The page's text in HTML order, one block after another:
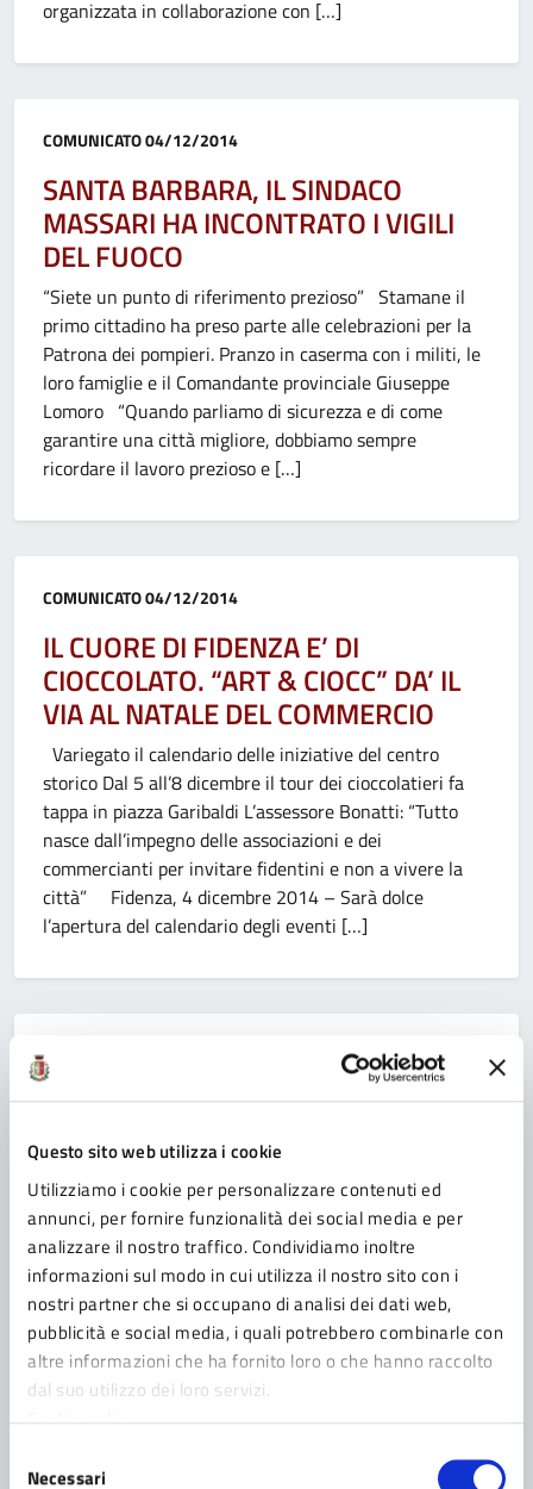
Questo sito web utilizza i cookie
Utilizziamo i cookie per personalizzare contenuti ed
annunci, per fornire funzionalità dei social media e per
analizzare il nostro traffico. Condividiamo inoltre
informazioni sul modo in cui utilizza il nostro sito con i
nostri partner che si occupano di analisi dei dati web,
pubblicità e social media, i quali potrebbero combinarle con
altre informazioni che ha fornito loro o che hanno raccolto
dal suo utilizzo dei loro servizi.
delNecessari
organizzata in collaborazione con […]
Categoria:
COMUNICATO04/12/2014
SANTA BARBARA, IL SINDACO
MASSARI HA INCONTRATO I VIGILI
DEL FUOCO
“Siete un punto di riferimento prezioso” Stamane il
primo cittadino ha preso parte alle celebrazioni per la
Patrona dei pompieri. Pranzo in caserma con i militi, le
loro famiglie e il Comandante provinciale Giuseppe
Lomoro “Quando parliamo di sicurezza e di come
garantire una città migliore, dobbiamo sempre
ricordare il lavoro prezioso e […]
Categoria:
COMUNICATO04/12/2014
IL CUORE DI FIDENZA E’ DI
CIOCCOLATO. “ART & CIOCC” DA’ IL
VIA AL NATALE DEL COMMERCIO
Variegato il calendario delle iniziative del centro
storico Dal 5 all’8 dicembre il tour dei cioccolatieri fa
tappa in piazza Garibaldi L’assessore Bonatti: “Tutto
nasce dall’impegno delle associazioni e dei
commercianti per invitare fidentini e non a vivere la
città” Fidenza, 4 dicembre 2014 – Sarà dolce
l’apertura del calendario degli eventi […]
Categoria:
COMUNICATO
VIVI IL NATALE CON LA CULTURA
Un calendario ricco di eventi pensati per il pubblico più
giro per la città Il vicesindaco Gruzza: “La cultura deve
andare verso la gente ed essere accattivante”
Fidenza, 4 dicembre 2014 – Sarà ricco e variegato il
calendario natalizio degli eventi culturali. Sono […]
VIGILANZA IN TUTTO IL TERRITORIO